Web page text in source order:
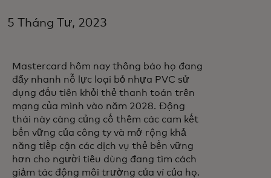
5 Tháng Tư, 2023
Mastercard hôm nay thông báo họ đang
đẩy nhanh nỗ lực loại bỏ nhựa PVC sử
dụng đầu tiên khỏi thẻ thanh toán trên
mạng của mình vào năm 2028. Động
thái này càng củng cố thêm các cam kết
bền vững của công ty và mở rộng khả
năng tiếp cận các dịch vụ thẻ bền vững
hơn cho người tiêu dùng đang tìm cách
giảm tác động môi trường của ví của họ.